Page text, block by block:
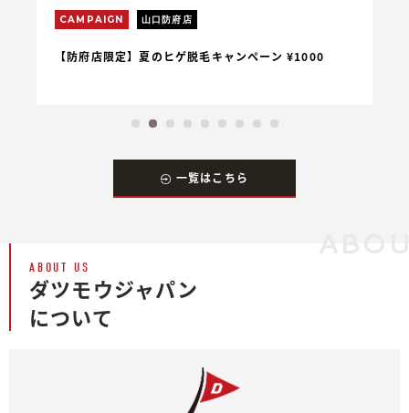
CAMPAIGN 山口防府店
【防府店限定】夏のヒゲ脱毛キャンペーン ¥1000
一覧はこちら
ABOUT US
ダツモウジャパン
について